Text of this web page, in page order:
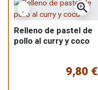
zoom_in
Relleno de pastel de
pollo al curry y coco
9,80 €